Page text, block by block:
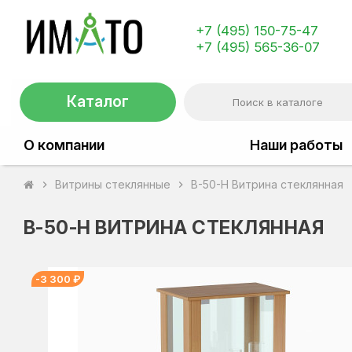
+7 (495) 150-75-47
+7 (495) 565-36-07
Каталог
О компании Наши работы
chevron_right Витрины стеклянные chevron_right В-50-Н Витрина стеклянная
В-50-Н ВИТРИНА СТЕКЛЯННАЯ
-3 300 ₽